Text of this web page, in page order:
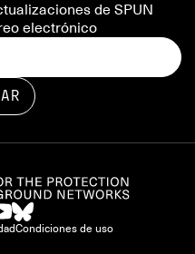
de SPUN
electrónico
Condiciones de uso